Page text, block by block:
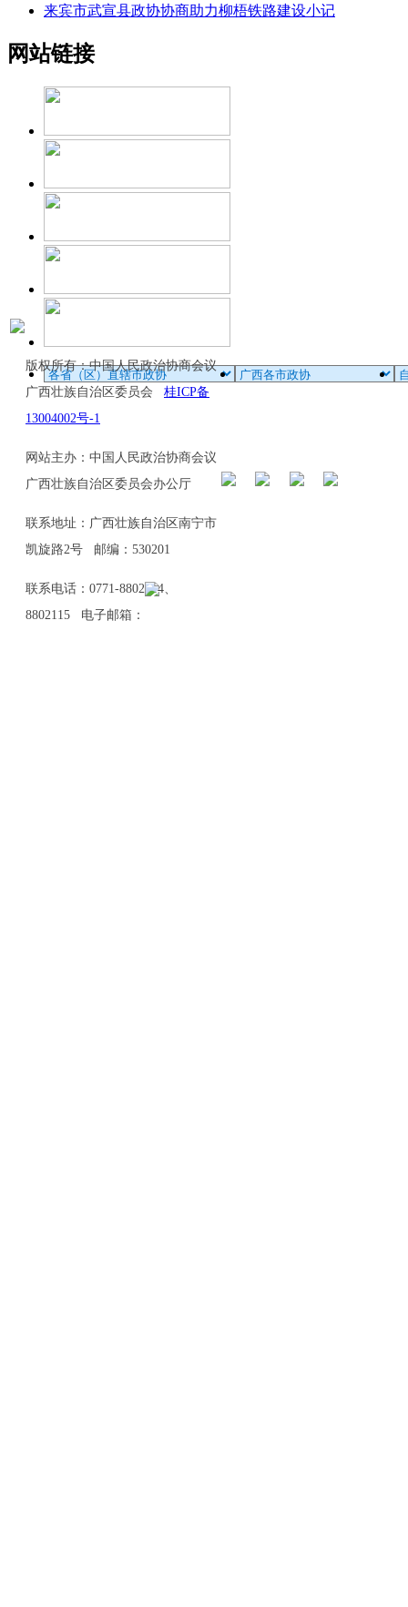
来宾市武宣县政协协商助力柳梧铁路建设小记
网站链接
版权所有：中国人民政治协商会议
广西壮族自治区委员会 桂ICP备
13004002号-1
网站主办：中国人民政治协商会议
广西壮族自治区委员会办公厅
联系地址：广西壮族自治区南宁市
凯旋路2号 邮编：530201
联系电话：0771-8802114、
8802115 电子邮箱：